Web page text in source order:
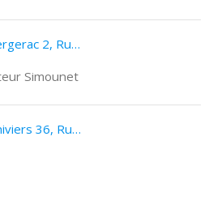
Banque Tarneaud Bergerac 2, Rue Du Docteur Simounet
Simounet
Banque Tarneaud Thiviers 36, Rue Lamy